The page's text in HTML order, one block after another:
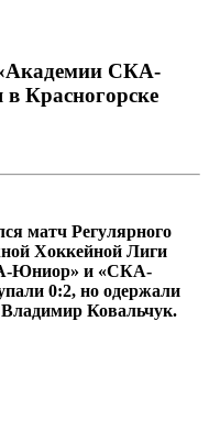
СКА-
Красногорске
матч Регулярного
Хоккейной Лиги
Юниор» и «СКА-
0:2, но одержали
Владимир Ковальчук.